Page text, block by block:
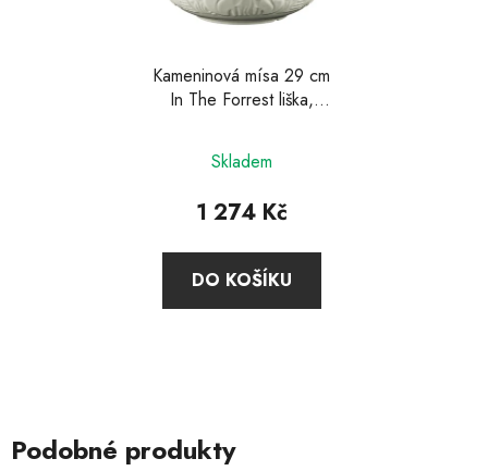
Kameninová mísa 29 cm
In The Forrest liška,
Skladem
1 274 Kč
DO KOŠÍKU
Podobné produkty